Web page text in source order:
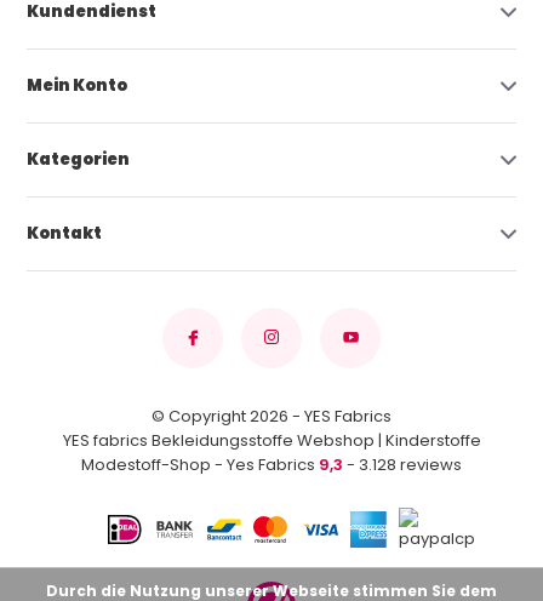
Kundendienst
Mein Konto
Kategorien
Kontakt
© Copyright 2026 - YES Fabrics
YES fabrics Bekleidungsstoffe Webshop | Kinderstoffe
Modestoff-Shop - Yes Fabrics 9,3 - 3.128 reviews
Durch die Nutzung unserer Webseite stimmen Sie dem